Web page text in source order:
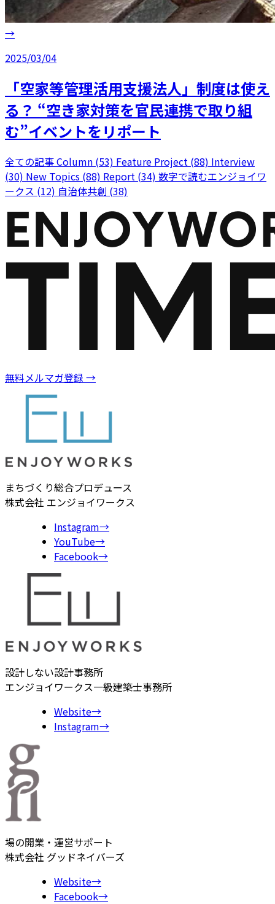
→
2025/03/04
「空家等管理活用支援法人」制度は使え
る？ “空き家対策を官⺠連携で取り組
む”イベントをリポート
全ての記事Column (53) Feature Project (88) Interview
(30) New Topics (88) Report (34) 数字で読むエンジョイワ
ークス (12) 自治体共創 (38)
無料メルマガ登録 →
まちづくり総合プロデュース
株式会社 エンジョイワークス
Instagram→
YouTube→
Facebook→
設計しない設計事務所
エンジョイワークス一級建築士事務所
Website→
Instagram→
場の開業・運営サポート
株式会社 グッドネイバーズ
Website→
Facebook→